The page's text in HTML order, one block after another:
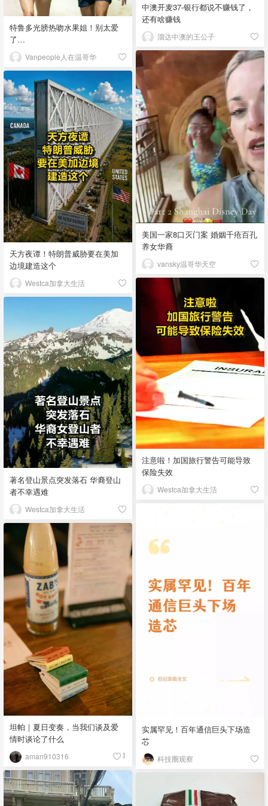
中澳开麦37-银行都说不赚钱了，
还有啥赚钱
溜达中澳的王公子
特鲁多光膀热吻水果姐！别太爱
了…
Vanpeople人在温哥华
美国一家8口灭门案 婚姻千疮百孔
养女华裔
vansky温哥华天空
天方夜谭！特朗普威胁要在美加
边境建造这个
Westca加拿大生活
注意啦！加国旅行警告可能导致
保险失效
Westca加拿大生活
著名登山景点突发落石 华裔登山
者不幸遇难
Westca加拿大生活
实属罕见！百年通信巨头下场造
芯
科技圈观察
坦帕｜夏日变奏，当我们谈及爱
情时谈论了什么
aman910316 1